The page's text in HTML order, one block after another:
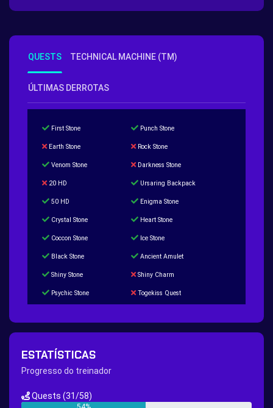
QUESTS TECHNICAL MACHINE (TM)
ÚLTIMAS DERROTAS
First Stone Punch Stone
Earth Stone Rock Stone
Venom Stone Darkness Stone
20 HD Ursaring Backpack
50 HD Enigma Stone
Crystal Stone Heart Stone
Coccon Stone Ice Stone
Black Stone Ancient Amulet
Shiny Stone Shiny Charm
Psychic Stone Togekiss Quest
200 Great Ball Quest
Hippie Outfit Quest
New Continent Quest pt.1 New Continent Quest pt.2
ESTATÍSTICAS
Progresso do treinador
Quests (31/58)